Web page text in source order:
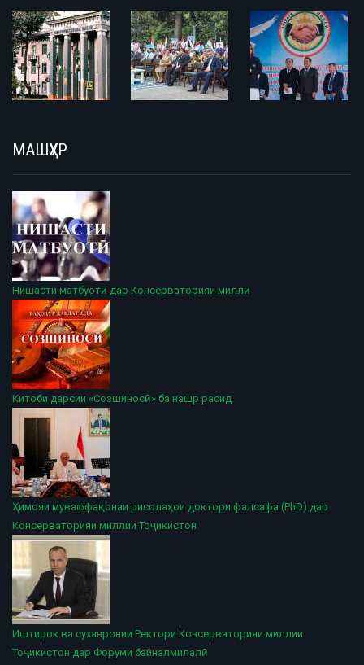
МАШҲУР
Нишасти матбуотӣ дар Консерваторияи миллӣ
Китоби дарсии «Созшиносӣ» ба нашр расид
Ҳимояи муваффақонаи рисолаҳои доктори фалсафа (PhD) дар
Консерваторияи миллии Тоҷикистон
Иштирок ва суханронии Ректори Консерваторияи миллии
Тоҷикистон дар Форуми байналмилалӣ